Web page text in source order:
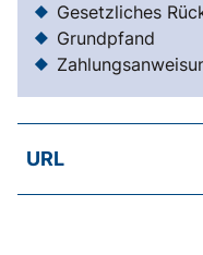
Gesetzliches
Grundpfand
URL
SKOS-RL, Kapitel